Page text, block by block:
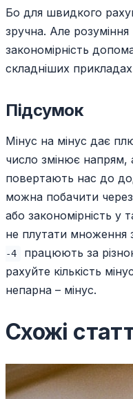
Бо для швидкого
зручна. Але
закономірність
складніших
Підсумок
Мінус на мінус дає
число змінює напрям,
повертають нас до
можна побачити
або закономірність у
не плутати множення
-4
працюють за
рахуйте кількість
непарна – мінус.
Схожі